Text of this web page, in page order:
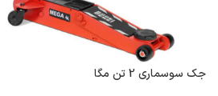
جک سوسماری 2 تن مگا